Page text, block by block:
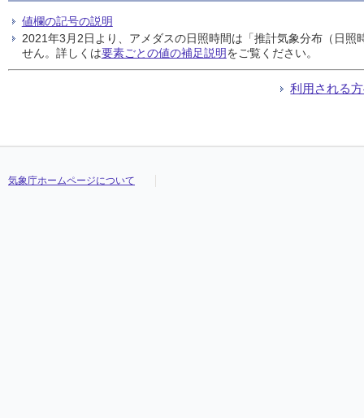
値欄の記号の説明
2021年3月2日より、アメダスの日照時間は「推計気象分布（日
せん。詳しくは要素ごとの値の補足説明をご覧ください。
利用される
気象庁ホームページについて